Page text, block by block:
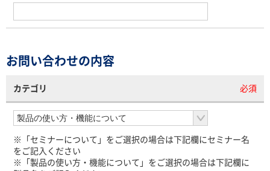
お問い合わせの内容
カテゴリ 必須
※「セミナーについて」をご選択の場合は下記欄にセミナー名
をご記入ください
※「製品の使い方・機能について」をご選択の場合は下記欄に